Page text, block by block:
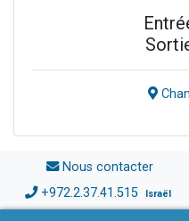
Nous contacter
+972.2.37.41.515 Israël